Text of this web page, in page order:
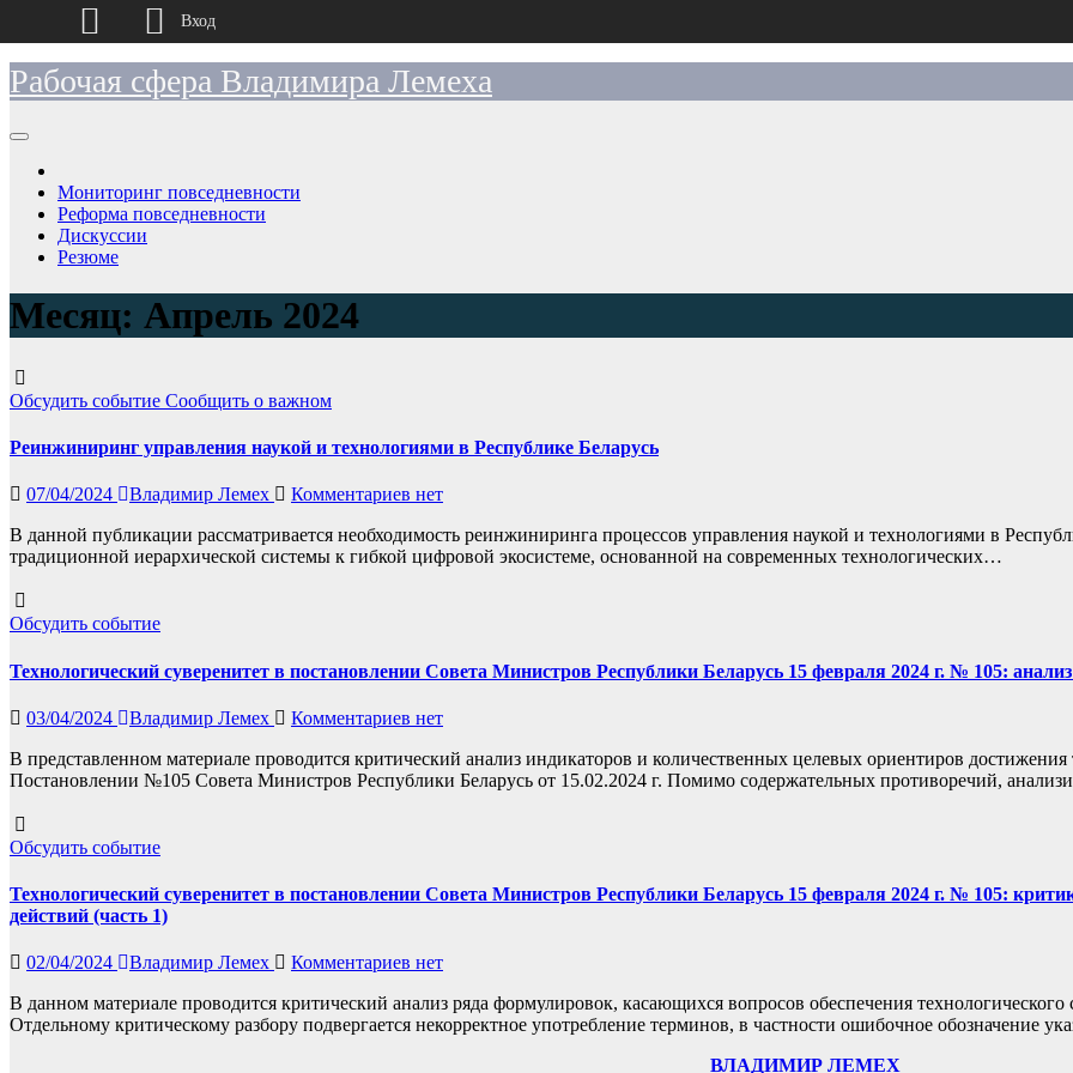
Перейти
к
Рабочая сфера Владимира Лемеха
Мониторинг повседневности
Реформа повседневности
Дискуссии
Резюме
Месяц: Апрель 2024
Обсудить событие Сообщить о важном
Реинжиниринг управления наукой и технологиями в Республике Беларусь
07/04/2024 Владимир Лемех
Комментариев нет
В данной публикации рассматривается необходимость реинжиниринга процессов управления наукой и технологиями в
традиционной иерархической системы к гибкой цифровой экосистеме, основанной на современных технологических…
Обсудить событие
Технологический суверенитет в постановлении Совета Министров Республики Беларусь 15 февраля 2024 г. № 105:
03/04/2024 Владимир Лемех
Комментариев нет
В представленном материале проводится критический анализ индикаторов и количественных целевых ориентиров
Постановлении №105 Совета Министров Республики Беларусь от 15.02.2024 г. Помимо содержательных противоречий,
Обсудить событие
Технологический суверенитет в постановлении Совета Министров Республики Беларусь 15 февраля 2024 г. № 105:
действий (часть 1)
02/04/2024 Владимир Лемех
Комментариев нет
В данном материале проводится критический анализ ряда формулировок, касающихся вопросов обеспечения
Отдельному критическому разбору подвергается некорректное употребление терминов, в частности ошибочное обозначение
ВЛАДИМИР ЛЕМЕХ
Вход